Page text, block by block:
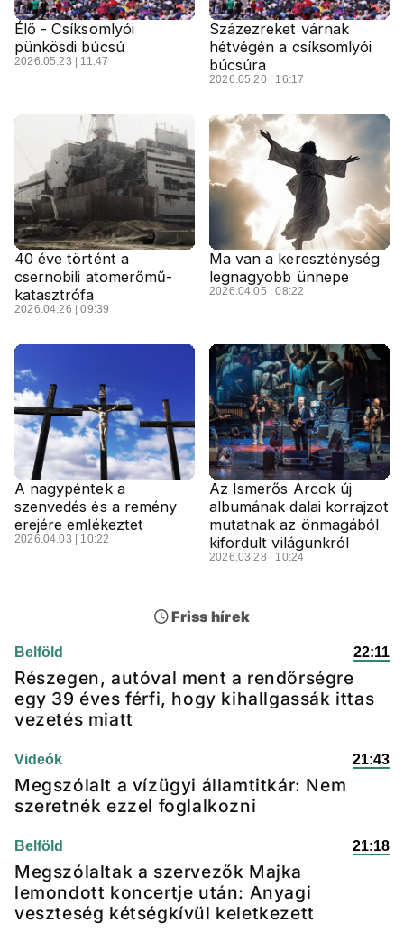
Élő - Csíksomlyói
pünkösdi búcsú
2026.05.23 | 11:47
Százezreket várnak
hétvégén a csíksomlyói
búcsúra
2026.05.20 | 16:17
40 éve történt a
csernobili atomerőmű-
katasztrófa
2026.04.26 | 09:39
Ma van a kereszténység
legnagyobb ünnepe
2026.04.05 | 08:22
A nagypéntek a
szenvedés és a remény
erejére emlékeztet
2026.04.03 | 10:22
Az Ismerős Arcok új
albumának dalai korrajzot
mutatnak az önmagából
kifordult világunkról
2026.03.28 | 10:24
Friss hírek
Belföld 22:11
Részegen, autóval ment a rendőrségre
egy 39 éves férfi, hogy kihallgassák ittas
vezetés miatt
Videók 21:43
Megszólalt a vízügyi államtitkár: Nem
szeretnék ezzel foglalkozni
Belföld 21:18
Megszólaltak a szervezők Majka
lemondott koncertje után: Anyagi
veszteség kétségkívül keletkezett